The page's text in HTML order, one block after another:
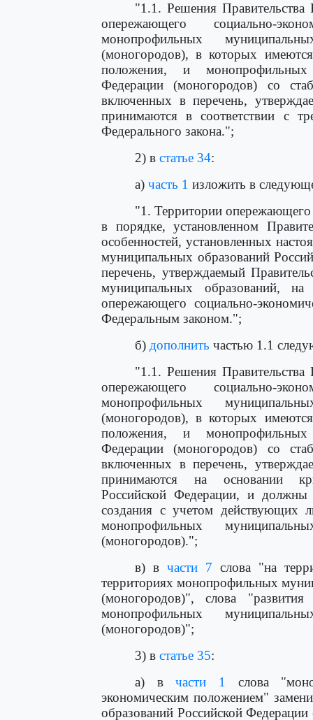
"1.1. Решения Правительства
опережающего социально-
монопрофильных
(моногородов), в которых
положения, и монопрофильных
Федерации (моногородов) со
включенных в перечень,
принимаются в соответствии с
Федерального закона.";
2) в статье 34:
а) часть 1 изложить в
"1. Территории опережающего
в порядке, установленном
особенностей, установленных
муниципальных образований
перечень, утверждаемый
муниципальных образований,
опережающего социально-
Федеральным законом.";
б) дополнить частью 1.1
"1.1. Решения Правительства
опережающего социально-
монопрофильных
(моногородов), в которых
положения, и монопрофильных
Федерации (моногородов) со
включенных в перечень,
принимаются на основании
Российской Федерации, и должны
создания с учетом действующих
монопрофильных
(моногородов).";
в) в части 7 слова "на
территориях монопрофильных
(моногородов)", слова
монопрофильных
(моногородов)";
3) в статье 35:
а) вчасти 1
слова
экономическим положением"
образований Российской